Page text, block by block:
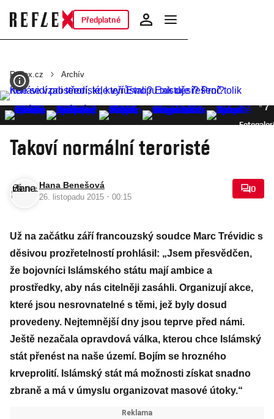
Předplatné
Reflex.cz Archív
7
Takoví normální teroristé
Hana Benešová
26. listopadu 2015 · 00:15
0
Už na začátku září francouzský soudce Marc Trévidic s
děsivou prozřetelností prohlásil: „Jsem přesvědčen,
že bojovníci Islámského státu mají ambice a
prostředky, aby nás citelněji zasáhli. Organizují akce,
které jsou nesrovnatelné s těmi, jež byly dosud
provedeny. Nejtemnější dny jsou teprve před námi.
Ještě nezačala opravdová válka, kterou chce Islámský
stát přenést na naše území. Bojím se hrozného
krveprolití. Islámský stát má možnosti získat snadno
zbraně a má v úmyslu organizovat masové útoky.“